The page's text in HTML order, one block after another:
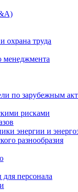
охрана труда
менеджмента
по зарубежным
рисками
энергии и
разнообразия
персонала